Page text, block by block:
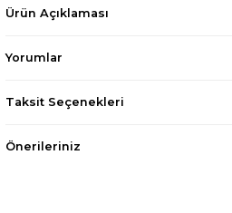
Ürün Açıklaması
Yorumlar
Taksit Seçenekleri
Önerileriniz